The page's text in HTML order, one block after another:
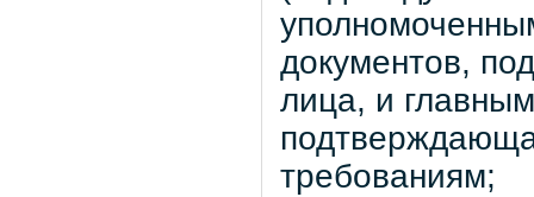
документов,
лица, и
требованиям;